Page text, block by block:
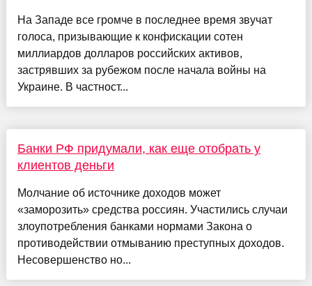
На Западе все громче в последнее время звучат
голоса, призывающие к конфискации сотен
миллиардов долларов российских активов,
застрявших за рубежом после начала войны на
Украине. В частност...
Банки РФ придумали, как еще отобрать у
клиентов деньги
Молчание об источнике доходов может
«заморозить» средства россиян. Участились случаи
злоупотребления банками нормами Закона о
противодействии отмыванию преступных доходов.
Несовершенство но...